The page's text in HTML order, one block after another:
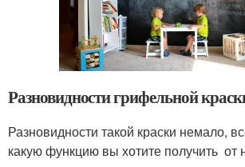
Разновидности грифельной
Разновидности такой краски немало,
какую функцию вы хотите получить от